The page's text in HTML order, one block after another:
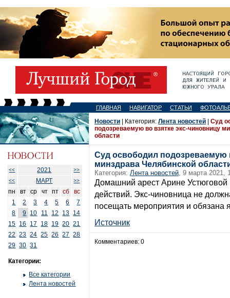
ГЛАВНАЯ НАВИГАТОР СТАТЬИ
<< 2021
>>
<<
МАРТ >>
пн вт ср чт пт сб
вс
1
2 3 4 5 6
7
8
9 10 11 12 13 14
15 16 17 18 19 20 21
22
23 24 25 26 27
28
29 30 31
Категории:
Все категории
Лента новостей
Новости | Категория: Лента новостей
Суд
подозреваемую во взятке экс-чиновницу
области
Суд освободил подозреваемую
минздрава Челябинской
Категория: Лента новостей, 9 марта 2021,
Домашний арест Арине Устюговой
действий. Экс-чиновница не
посещать мероприятия и обязана
Источник
Комментариев: 0